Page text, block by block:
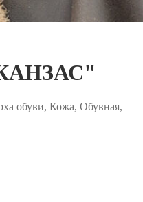
обуви, Кожа, Обувная,